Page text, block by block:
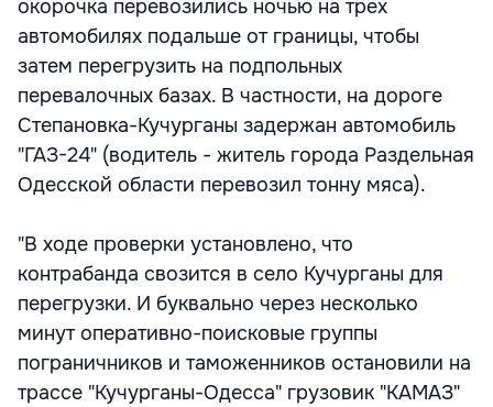
окорочка перевозились ночью на трех
автомобилях подальше от границы, чтобы
затем перегрузить на подпольных
перевалочных базах. В частности, на дороге
Степановка-Кучурганы задержан автомобиль
"ГАЗ-24" (водитель - житель города Раздельная
Одесской области перевозил тонну мяса).
"В ходе проверки установлено, что
контрабанда свозится в село Кучурганы для
перегрузки. И буквально через несколько
минут оперативно-поисковые группы
пограничников и таможенников остановили на
трассе "Кучурганы-Одесса" грузовик "КАМАЗ"